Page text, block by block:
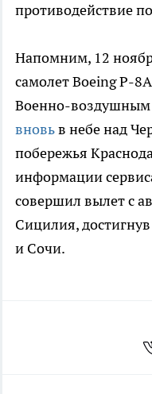
противодействие
Напомним, 12
самолет Boeing P-
Военно-
вновьв небе над
побережья
информации
совершил вылет с
Сицилия,
и Сочи.